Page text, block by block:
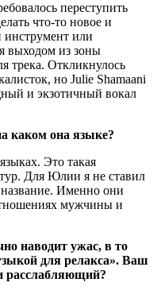
переступить
что-то новое и
или
выходом из зоны
трека. Откликнулось
но Julie Shamaani
и экзотичный вокал
каком она языке?
Это такая
Для Юлии я не ставил
Именно они
мужчины и
наводит ужас, в то
для релакса». Ваш
расслабляющий?